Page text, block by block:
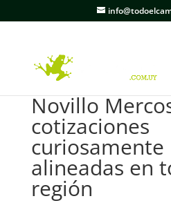
Novillo
cotizaciones
curiosamente
alineadas en
región